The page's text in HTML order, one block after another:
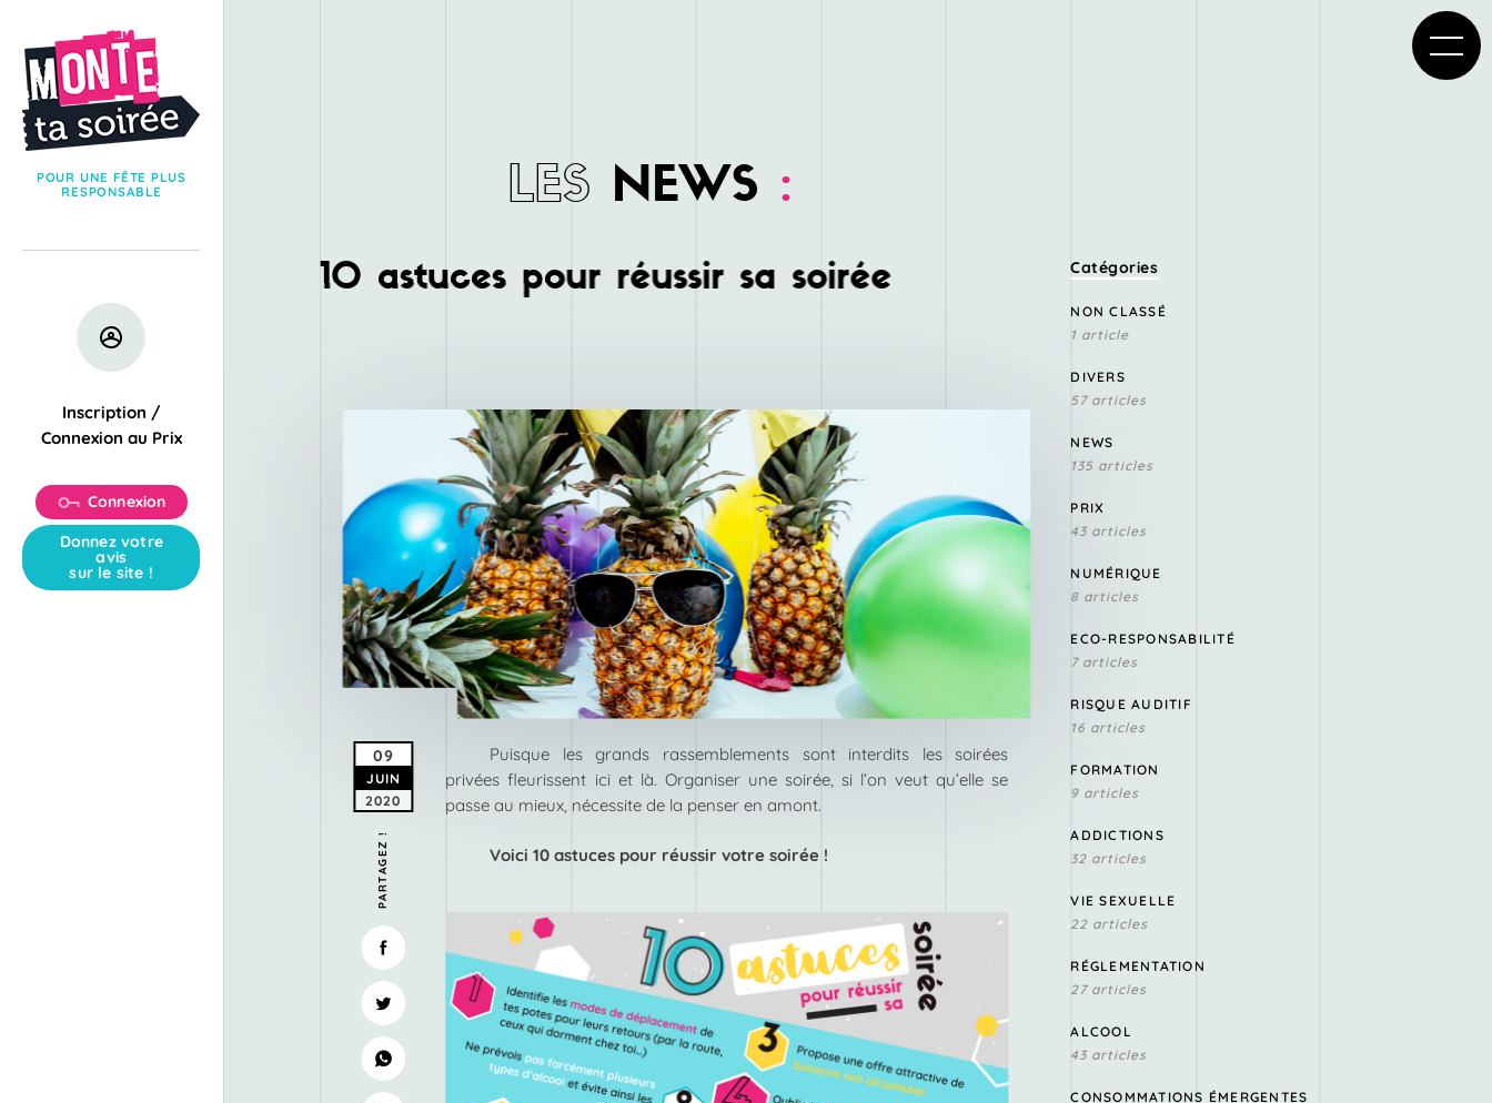
POUR UNE FÊTE PLUS
RESPONSABLE
Inscription /
Connexion au Prix
Connexion
Donnez votre
avis
sur le site !
LES NEWS :
10 astuces pour réussir sa soirée
Puisque les grands rassemblements sont interdits les soirées
privées fleurissent ici et là. Organiser une soirée, si l’on veut qu’elle se
passe au mieux, nécessite de la penser en amont.
Voici 10 astuces pour réussir votre soirée !
09
JUIN
2020
PARTAGEZ !
Catégories
NON CLASSÉ
1 article
DIVERS
57 articles
NEWS
135 articles
PRIX
43 articles
NUMÉRIQUE
8 articles
ECO-RESPONSABILITÉ
7 articles
RISQUE AUDITIF
16 articles
FORMATION
9 articles
ADDICTIONS
32 articles
VIE SEXUELLE
22 articles
RÉGLEMENTATION
27 articles
ALCOOL
43 articles
CONSOMMATIONS ÉMERGENTES